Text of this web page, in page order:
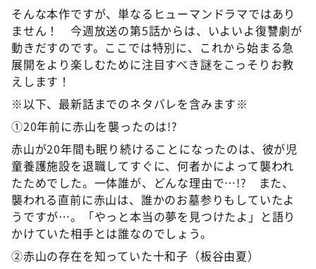
そんな本作ですが、単なるヒューマンドラマではあり
ません！ 今週放送の第5話からは、いよいよ復讐劇が
動きだすのです。ここでは特別に、これから始まる急
展開をより楽しむために注目すべき謎をこっそりお教
えします！
※以下、最新話までのネタバレを含みます※
①20年前に赤山を襲ったのは!?
赤山が20年間も眠り続けることになったのは、彼が児
童養護施設を退職してすぐに、何者かによって襲われ
たためでした。一体誰が、どんな理由で…!? また、
襲われる直前に赤山は、誰かのお墓参りもしていたよ
うですが…。「やっと本当の夢を見つけたよ」と語り
かけていた相手とは誰なのでしょう。
②赤山の存在を知っていた十和子（板谷由夏）